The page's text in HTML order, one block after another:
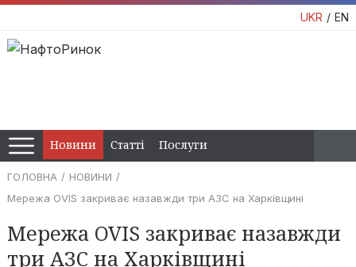
UKR EN
Новини Статті Послуги
ГОЛОВНА
НОВИНИ
Мережа OVIS закриває назавжди три АЗС на Харківщині
Мережа OVIS закриває назавжди
три АЗС на Харківщині